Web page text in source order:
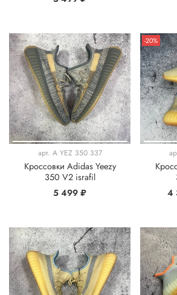
арт. A YEZ 350 337
Кроссовки Adidas Yeezy
350 V2 israfil
5 499 ₽
-20%
4